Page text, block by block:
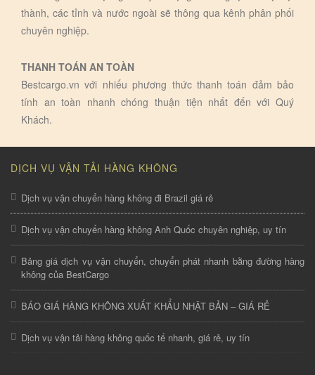
thành, các tỉnh và nước ngoài sẽ thông qua kênh phân phối
chuyên nghiệp.
THANH TOÁN AN TOÀN
Bestcargo.vn với nhiếu phương thức thanh toán đảm bảo
tính an toàn nhanh chóng thuận tiện nhất đến với Quý
Khách.
DỊCH VỤ VẬN TẢI HÀNG KHÔNG
Dịch vụ vận chuyển hàng không đi Brazil giá rẻ
Dịch vụ vận chuyển hàng không Anh Quốc chuyên nghiệp, uy tín
Bảng giá dịch vụ vận chuyển, chuyển phát nhanh bằng đường hàng
không của BestCargo
BÁO GIÁ HÀNG KHÔNG XUẤT KHẨU NHẬT BẢN – GIÁ RẺ
Dịch vụ vận tải hàng không quốc tế nhanh, giá rẻ, uy tín